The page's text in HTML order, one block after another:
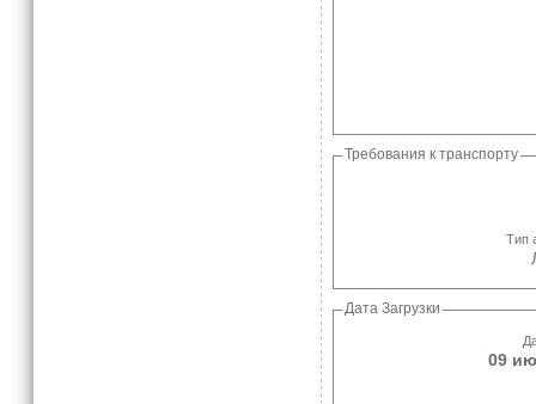
Требования к транспорту
Тип
Дата Загрузки
09